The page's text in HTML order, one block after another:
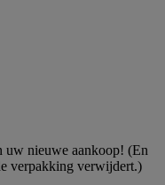
uw nieuwe aankoop! (En
verpakking verwijdert.)